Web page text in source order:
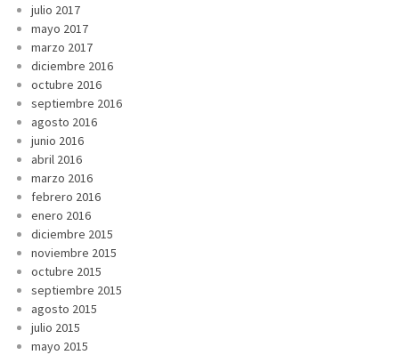
julio 2017
mayo 2017
marzo 2017
diciembre 2016
octubre 2016
septiembre 2016
agosto 2016
junio 2016
abril 2016
marzo 2016
febrero 2016
enero 2016
diciembre 2015
noviembre 2015
octubre 2015
septiembre 2015
agosto 2015
julio 2015
mayo 2015